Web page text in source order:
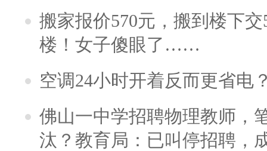
搬家报价570元，搬到楼下
楼！女子傻眼了……
空调24小时开着反而更省电
佛山一中学招聘物理教师，
汰？教育局：已叫停招聘，